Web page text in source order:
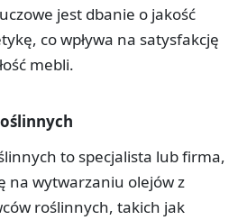
jest dbanie o jakość
co wpływa na satysfakcję
mebli.
to specjalista lub firma,
na wytwarzaniu olejów z
roślinnych, takich jak